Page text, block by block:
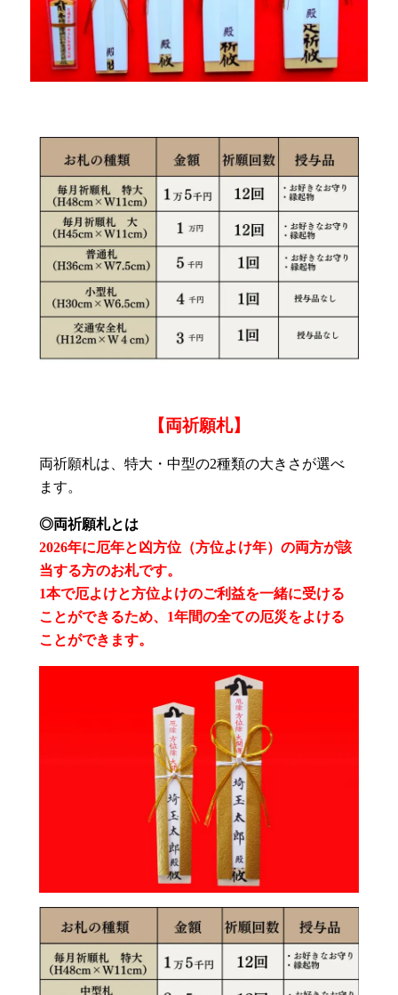
【両祈願札】
両祈願札は、特大・中型の2種類の大きさが選べ
ます。
◎両祈願札とは
2026年に厄年と凶方位（方位よけ年）の両方が該
当する方のお札です。
1本で厄よけと方位よけのご利益を一緒に受ける
ことができるため、1年間の全ての厄災をよける
ことができます。